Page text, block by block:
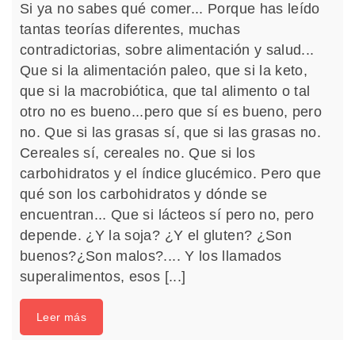
Si ya no sabes qué comer... Porque has leído
tantas teorías diferentes, muchas
contradictorias, sobre alimentación y salud...
Que si la alimentación paleo, que si la keto,
que si la macrobiótica, que tal alimento o tal
otro no es bueno...pero que sí es bueno, pero
no. Que si las grasas sí, que si las grasas no.
Cereales sí, cereales no. Que si los
carbohidratos y el índice glucémico. Pero que
qué son los carbohidratos y dónde se
encuentran... Que si lácteos sí pero no, pero
depende. ¿Y la soja? ¿Y el gluten? ¿Son
buenos?¿Son malos?.... Y los llamados
superalimentos, esos [...]
Leer más